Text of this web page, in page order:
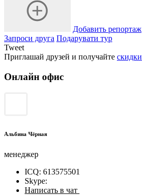
Добавить репортаж
Запроси друга Подарувати тур
Tweet
Приглашай друзей и получайте скидки
Онлайн офис
Альбина Чёрная
менеджер
ICQ: 613575501
Skype:
Написать в чат